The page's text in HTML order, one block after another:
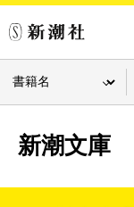
新潮文庫